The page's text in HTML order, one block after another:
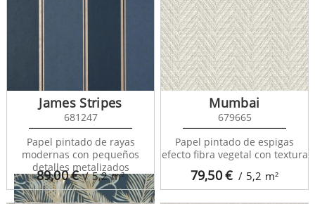
Dream garden
102256070
89,00€ / 5,2m²
James Stripes
681247
Papel pintado de rayas
modernas con pequeños
detalles metalizados
79,50€ / 5,2 m²
Mumbai
679665
Papel pintado de espigas
efecto fibra vegetal con textura